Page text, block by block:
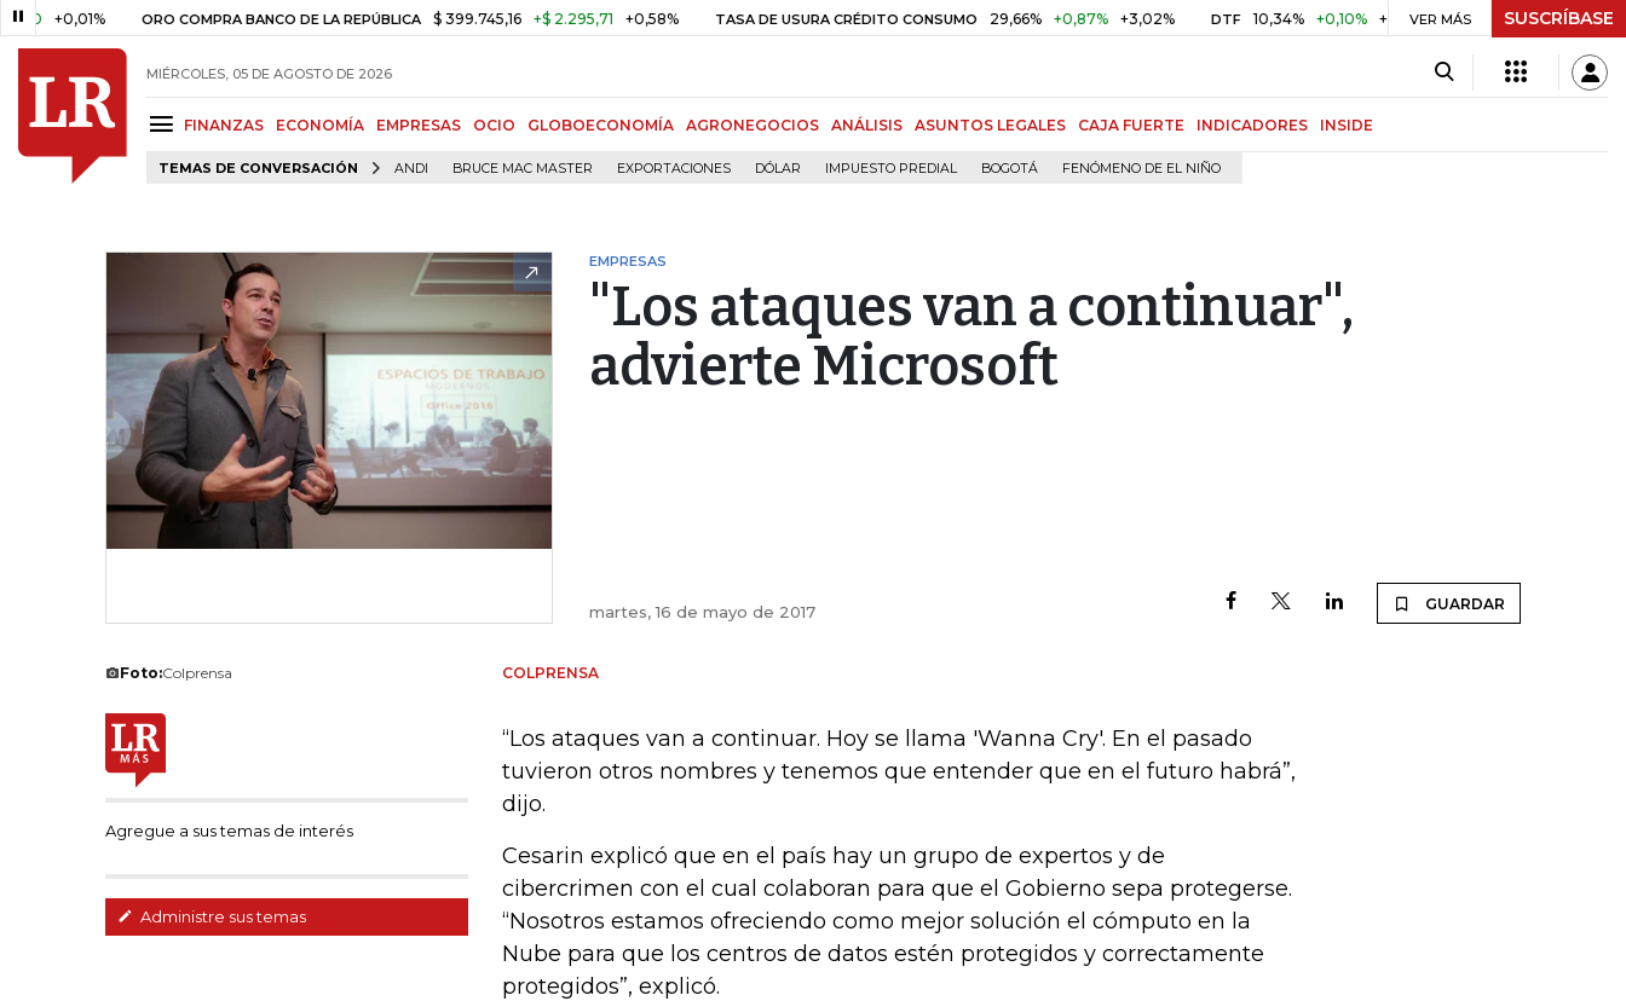
ORO COMPRA BANCO DE LA REPÚBLICA $ 399.745,16 +$ 2.295,71 +0,58% TASA DE USURA CRÉDITO CONSUMO 29,66% +0,87% +3,02% DTF 10,34% +0,10% +0,98% UVR $ 416,81 +$ 0,05
VER MÁS SUSCRÍBASE
MIÉRCOLES, 05 DE AGOSTO DE 2026
FINANZAS ECONOMÍA EMPRESAS OCIO GLOBOECONOMÍA AGRONEGOCIOS ANÁLISIS ASUNTOS LEGALES CAJA FUERTE INDICADORES INSIDE
TEMAS DE CONVERSACIÓN ANDI BRUCE MAC MASTER EXPORTACIONES DÓLAR IMPUESTO PREDIAL BOGOTÁ FENÓMENO DE EL NIÑO
EMPRESAS
"Los ataques van a continuar",
advierte Microsoft
martes, 16 de mayo de 2017 GUARDAR
Foto:Colprensa
Agregue a sus temas de interés
Administre sus temas
COLPRENSA
“Los ataques van a continuar. Hoy se llama 'Wanna Cry'. En el pasado
tuvieron otros nombres y tenemos que entender que en el futuro habrá”,
dijo.
Cesarin explicó que en el país hay un grupo de expertos y de
cibercrimen con el cual colaboran para que el Gobierno sepa protegerse.
“Nosotros estamos ofreciendo como mejor solución el cómputo en la
Nube para que los centros de datos estén protegidos y correctamente
protegidos”, explicó.